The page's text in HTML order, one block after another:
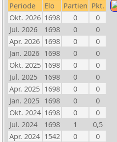
Periode Elo Partien Pkt.
Okt. 2026 1698 0
0
Jul. 2026
1698 0
0
Apr. 2026 1698 0
0
Jan. 2026 1698 0
0
Okt. 2025 1698 0
0
Jul. 2025
1698 0
0
Apr. 2025 1698 0
0
Jan. 2025 1698 0
0
Okt. 2024 1698 0
0
Jul. 2024
1698 1
0,5
Apr. 2024 1542 0
0